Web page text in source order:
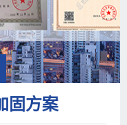
固方案